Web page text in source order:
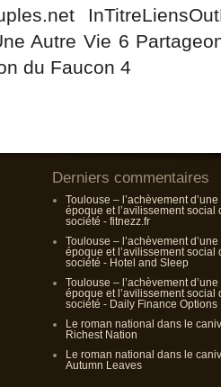
Autre Vie 6
du Faucon 4
Derniers commentaires
Toulouse – l’achèvement d’une
époque et l’avilissement social
société - fitnezz.fr
Toulouse – l’achèvement d’une
époque et l’avilissement social
société - Hotel and Sleep
Toulouse – l’achèvement d’une
époque et l’avilissement social
société - Daily Finance Options
Le roman national dans le
Richest Nation
Le roman national dans le
Autumn Leaves